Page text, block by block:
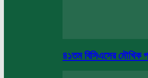
৪১তম বিসিএসের মৌখিক